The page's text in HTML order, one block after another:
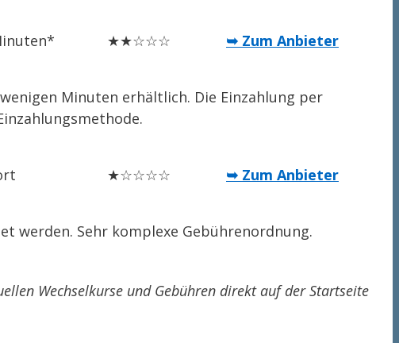
★★☆☆☆ ➥ Zum Anbieter
Minuten erhältlich. Die Einzahlung per
★☆☆☆☆ ➥ Zum Anbieter
werden. Sehr komplexe Gebührenordnung.
Wechselkurse und Gebühren direkt auf der Startseite